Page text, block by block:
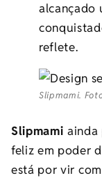
alcançado
reflete.
Slipmami.
Slipmamiainda
feliz em poder
está por vir